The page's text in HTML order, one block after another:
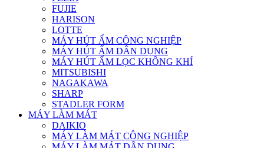
FUJIE
HARISON
LOTTE
MÁY HÚT ẨM CÔNG NGHIỆP
MÁY HÚT ẨM DÂN DỤNG
MÁY HÚT ẨM LỌC KHÔNG KHÍ
MITSUBISHI
NAGAKAWA
SHARP
STADLER FORM
MÁY LÀM MÁT
DAIKIO
MÁY LÀM MÁT CÔNG NGHIỆP